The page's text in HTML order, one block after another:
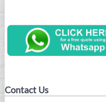
Contact Us